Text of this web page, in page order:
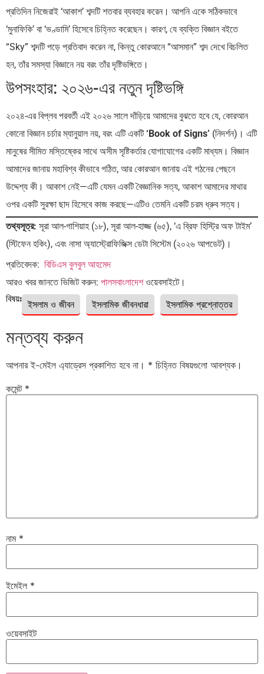
প্রতিদিন নিজেরাই ‘আকাশ’ শব্দটি শতবার ব্যবহার করেন। আপনি একে সঠিকভাবে
‘মুনাফিকি’ বা ‘ভণ্ডামি’ হিসেবে চিহ্নিত করেছেন। কারণ, যে ব্যক্তি বিজ্ঞান বইতে
“Sky” শব্দটি পড়ে প্রতিবাদ করেন না, কিন্তু কোরআনে “আসমান” শব্দ দেখে বিচলিত
হন, তাঁর সমস্যা বিজ্ঞানে নয় বরং তাঁর দৃষ্টিভঙ্গিতে।
উপসংহার: ২০২৬-এর নতুন দৃষ্টিভঙ্গি
২০২৪-এর বিপ্লব পরবর্তী এই ২০২৬ সালে দাঁড়িয়ে আমাদের বুঝতে হবে যে, কোরআন
কোনো বিজ্ঞান চর্চার ম্যানুয়াল নয়, বরং এটি একটি‘Book of Signs’ (নিদর্শন)। এটি
মানুষের সীমিত মস্তিষ্কের সাথে অসীম সৃষ্টিকর্তার যোগাযোগের একটি মাধ্যম। বিজ্ঞান
আমাদের জানায় মহাবিশ্ব কীভাবে গঠিত, আর কোরআন জানায় এই গঠনের পেছনে
উদ্দেশ্য কী। আকাশ নেই—এটি যেমন একটি বৈজ্ঞানিক সত্য, আকাশ আমাদের মাথার
ওপর একটি সুরক্ষা ছাদ হিসেবে কাজ করছে—এটিও তেমনি একটি চরম ধ্রুব সত্য।
তথ্যসূত্র: সূরা আল-গাশিয়াহ (১৮), সূরা আল-হাজ্জ (৬৫), ‘এ ব্রিফ হিস্ট্রি অফ টাইম’
(স্টিফেন হকিং), এবং নাসা অ্যাস্ট্রোফিজিক্স ডেটা সিস্টেম (২০২৬ আপডেট)।
প্রতিবেদক: বিডিএস বুলবুল আহমেদ
আরও খবর জানতে ভিজিট করুন: পালসবাংলাদেশওয়েবসাইটে।
বিষয়ঃ ইসলাম ও জীবন ইসলামিক জীবনধারা ইসলামিক প্রশ্নোত্তর
মন্তব্য করুন
আপনার ই-মেইল এ্যাড্রেস প্রকাশিত হবে না। * চিহ্নিত বিষয়গুলো আবশ্যক।
কমেন্ট *
নাম *
ইমেইল *
ওয়েবসাইট